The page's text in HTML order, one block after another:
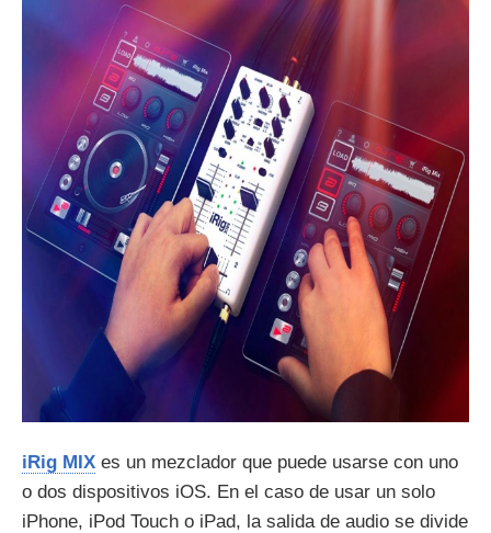
iRig MIX es un mezclador que puede usarse con uno
o dos dispositivos iOS. En el caso de usar un solo
iPhone, iPod Touch o iPad, la salida de audio se divide